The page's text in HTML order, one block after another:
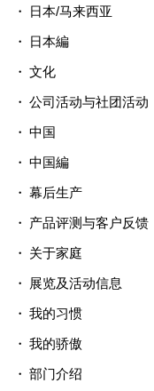
日本/马来西亚
日本編
文化
公司活动与社团活动
中国
中国編
幕后生产
产品评测与客户反馈
关于家庭
展览及活动信息
我的习惯
我的骄傲
部门介绍